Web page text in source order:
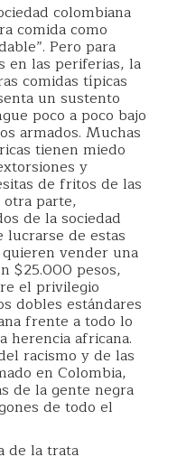
colombiana
comida como
Pero para
en las periferias, la
comidas típicas
un sustento
poco a poco bajo
armados. Muchas
tienen miedo
y
de fritos de las
otra parte,
de la sociedad
lucrarse de estas
vender una
$25.000 pesos,
el privilegio
dobles estándares
frente a todo lo
herencia africana.
racismo y de las
en Colombia,
de la gente negra
de todo el
de la trata